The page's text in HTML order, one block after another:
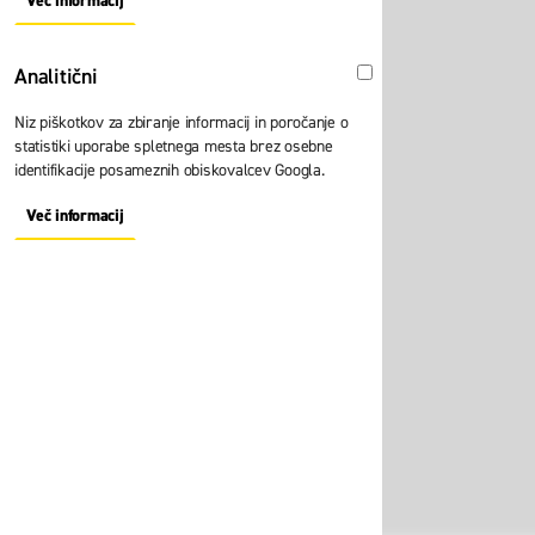
About "Oglaševalski" Cookie Group
Analitični Analitični
Niz piškotkov za zbiranje informacij in poročanje o
statistiki uporabe spletnega mesta brez osebne
identifikacije posameznih obiskovalcev Googla.
Več informacijAbout "Analitični" Cookie Group